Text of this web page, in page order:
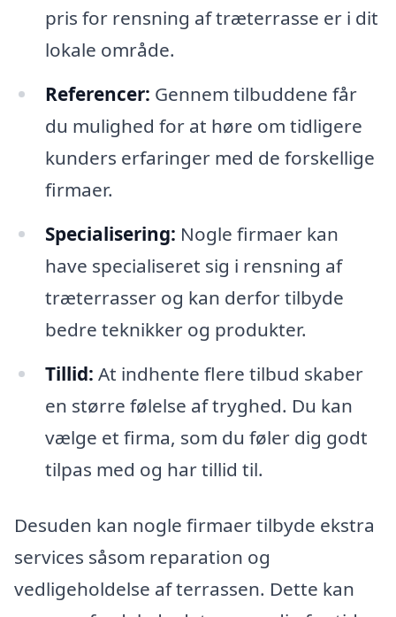
pris for rensning af træterrasse er i dit
lokale område.
Referencer: Gennem tilbuddene får
du mulighed for at høre om tidligere
kunders erfaringer med de forskellige
firmaer.
Specialisering: Nogle firmaer kan
have specialiseret sig i rensning af
træterrasser og kan derfor tilbyde
bedre teknikker og produkter.
Tillid: At indhente flere tilbud skaber
en større følelse af tryghed. Du kan
vælge et firma, som du føler dig godt
tilpas med og har tillid til.
Desuden kan nogle firmaer tilbyde ekstra
services såsom reparation og
vedligeholdelse af terrassen. Dette kan